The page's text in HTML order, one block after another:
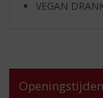
VEGAN
Openingstijden